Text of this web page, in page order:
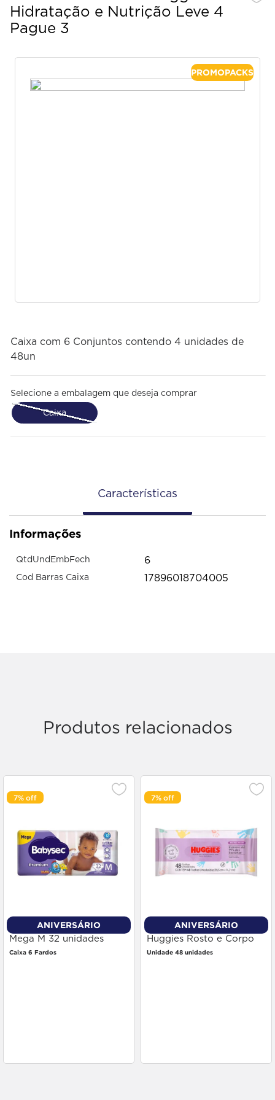
Hidratação e Nutrição Leve 4
Pague 3
PROMOPACKS
Caixa com 6 Conjuntos contendo 4 unidades de
48un
Selecione a embalagem que deseja comprar
Caixa
Características
Informações
QtdUndEmbFech 6
Cod Barras Caixa 17896018704005
Produtos relacionados
7%
ANIVERSÁRIO
Fralda Babysec Premium
Mega M 32 unidades
Caixa 6 Fardos
7%
ANIVERSÁRIO
Toalha Umedecida
Huggies Rosto e Corpo
48 unidades
Unidade 48 unidades